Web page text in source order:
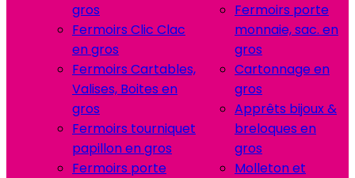
gros
Fermoirs Clic Clac
en gros
Fermoirs Cartables,
Valises, Boites en
gros
Fermoirs tourniquet
papillon en gros
Fermoirs porte
Fermoirs porte
monnaie, sac. en
gros
Cartonnage en
gros
Apprêts bijoux &
breloques en
gros
Molleton et